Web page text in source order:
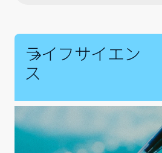
ライフサイエン
ス